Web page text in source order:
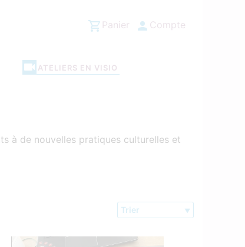
Panier Compte
ATELIERS EN VISIO
à de nouvelles pratiques culturelles et
Trier